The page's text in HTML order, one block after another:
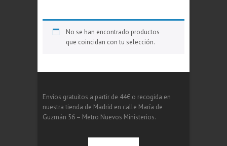
No se han encontrado productos
que coincidan con tu selección.
Envíos gratuitos a partir de 44€ o recogida en
nuestra tienda de Madrid en calle María de
Guzmán 56 – Metro Nuevos Ministerios.